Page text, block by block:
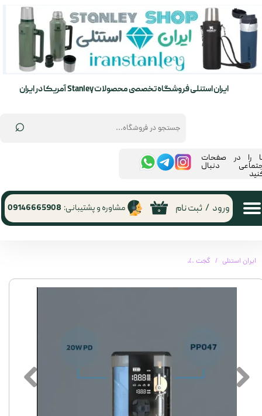
⌕
ایران استنلی فروشگاه تخصصی محصولات Stanley آمریکا در ایران
۰ ورود / ثبت نام
حساب کاربری من
تغییر گذر واژه
مشاوره و پشتیبانی: 09146665908
را در صفحات
دنبال
ایران استنلی گجت